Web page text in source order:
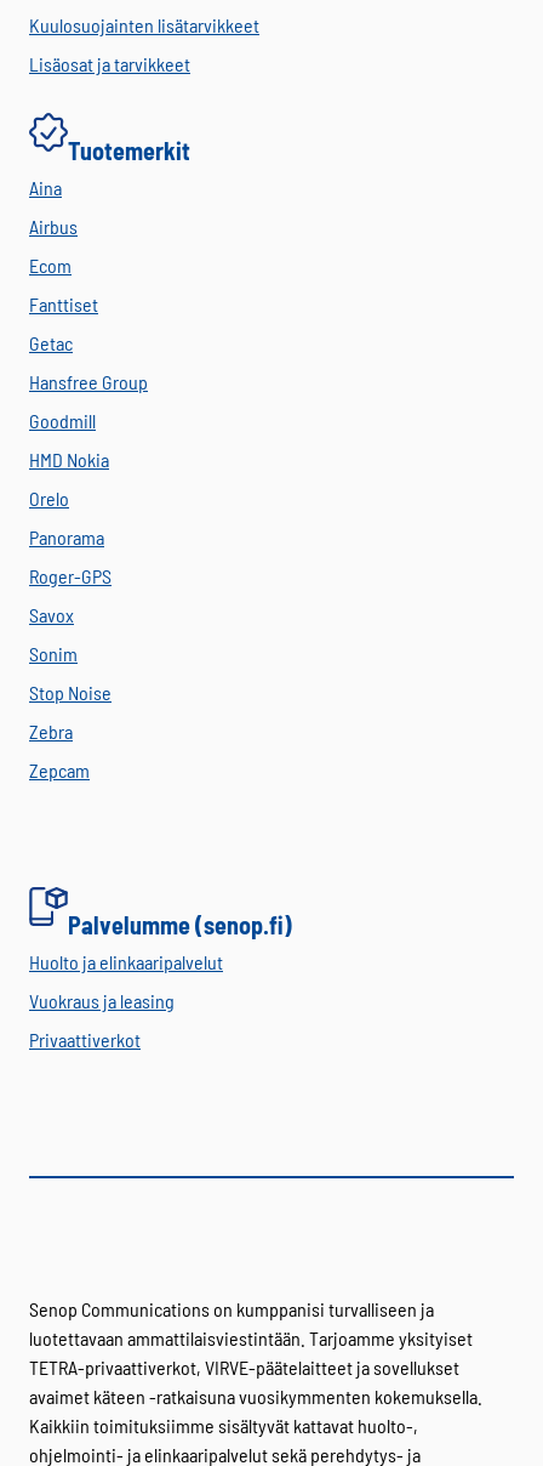
Kuulosuojainten lisätarvikkeet
Lisäosat ja tarvikkeet
Tuotemerkit
Aina
Airbus
Ecom
Fanttiset
Getac
Hansfree Group
Goodmill
HMD Nokia
Orelo
Panorama
Roger-GPS
Savox
Sonim
Stop Noise
Zebra
Zepcam
Palvelumme (senop.fi)
Huolto ja elinkaaripalvelut
Vuokraus ja leasing
Privaattiverkot
Senop Communications on kumppanisi turvalliseen ja
luotettavaan ammattilaisviestintään. Tarjoamme yksityiset
TETRA-privaattiverkot, VIRVE-päätelaitteet ja sovellukset
avaimet käteen -ratkaisuna vuosikymmenten kokemuksella.
Kaikkiin toimituksiimme sisältyvät kattavat huolto-,
ohjelmointi- ja elinkaaripalvelut sekä perehdytys- ja